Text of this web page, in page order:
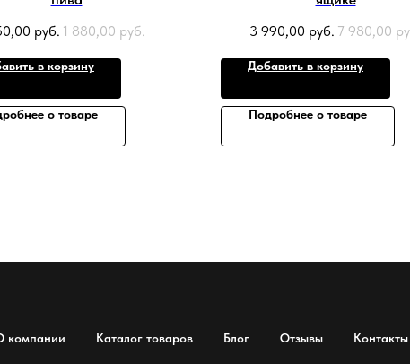
руб. 1 880,00 руб.
в корзину
о товаре
3 990,00 руб. 7 980,00
Добавить в корзину
Подробнее о товаре
компании Каталог товаров Блог Отзывы Контакты